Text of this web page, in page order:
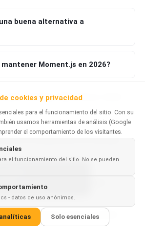
buena alternativa a
mantener Moment.js en 2026?
para startups, Moment.js o date-
para el rendimiento y el tamaño
de Moment.js a date-fns?
fechas debería elegir en 2026?
inEnglish
cookies y privacidad
para el funcionamiento del sitio. Con su
usamos herramientas de análisis (Google
el comportamiento de los visitantes.
el funcionamiento del sitio. No se pueden
- datos de uso anónimos.
Solo esenciales